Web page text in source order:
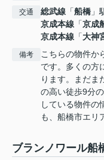
交通 総武線 「船橋 」
京成本線 「京成
京成本線 「大神
備考
こちらの物件か
です。多くの方
ります。まだま
の高い徒歩9分
している物件の
も、船橋市エリ
ブランノワール船